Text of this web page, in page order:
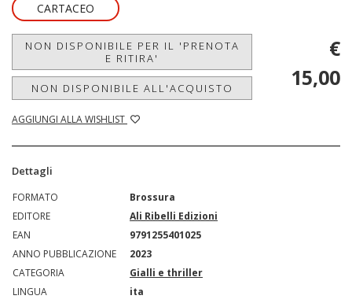
CARTACEO
NON DISPONIBILE PER IL 'PRENOTA
E RITIRA'
NON DISPONIBILE ALL'ACQUISTO
AGGIUNGI ALLA WISHLIST
€
15,00
Dettagli
FORMATO
Brossura
EDITORE
Ali Ribelli Edizioni
EAN
9791255401025
ANNO PUBBLICAZIONE
2023
CATEGORIA
Gialli e thriller
LINGUA
ita